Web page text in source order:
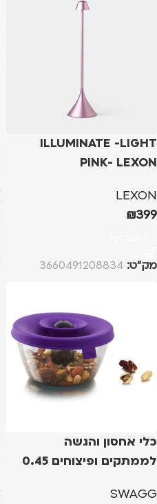
ILLUMINATE -LIGHT
PINK- LEXON
LEXON
₪399
מק”ט: 3660491208834
כלי אחסון והגשה
לממתקים ופיצוחים 0.45
SWAGG